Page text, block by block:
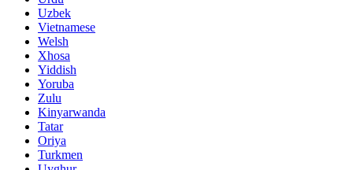
Uzbek
Vietnamese
Welsh
Xhosa
Yiddish
Yoruba
Zulu
Kinyarwanda
Tatar
Oriya
Turkmen